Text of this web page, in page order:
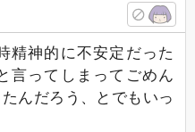
精神的に不安定だった
言ってしまってごめん
んだろう、とでもいっ